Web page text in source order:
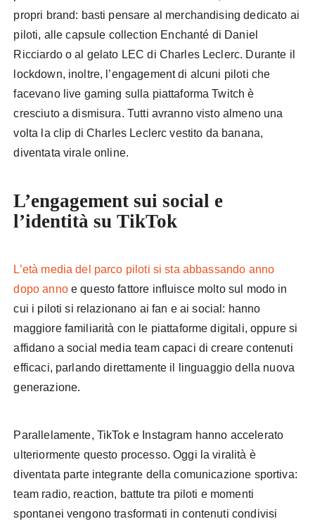
propri brand: basti pensare al merchandising dedicato ai
piloti, alle capsule collection Enchanté di Daniel
Ricciardo o al gelato LEC di Charles Leclerc. Durante il
lockdown, inoltre, l’engagement di alcuni piloti che
facevano live gaming sulla piattaforma Twitch è
cresciuto a dismisura. Tutti avranno visto almeno una
volta la clip di Charles Leclerc vestito da banana,
diventata virale online.
L’engagement sui social e
l’identità su TikTok
L’età media del parco piloti si sta abbassando anno
dopo annoe questo fattore influisce molto sul modo in
cui i piloti si relazionano ai fan e ai social: hanno
maggiore familiarità con le piattaforme digitali, oppure si
affidano a social media team capaci di creare contenuti
efficaci, parlando direttamente il linguaggio della nuova
generazione.
Parallelamente, TikTok e Instagram hanno accelerato
ulteriormente questo processo. Oggi la viralità è
diventata parte integrante della comunicazione sportiva:
team radio, reaction, battute tra piloti e momenti
spontanei vengono trasformati in contenuti condivisi